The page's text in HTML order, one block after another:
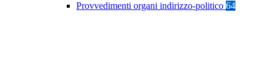
Provvedimenti organi indirizzo-politico 64